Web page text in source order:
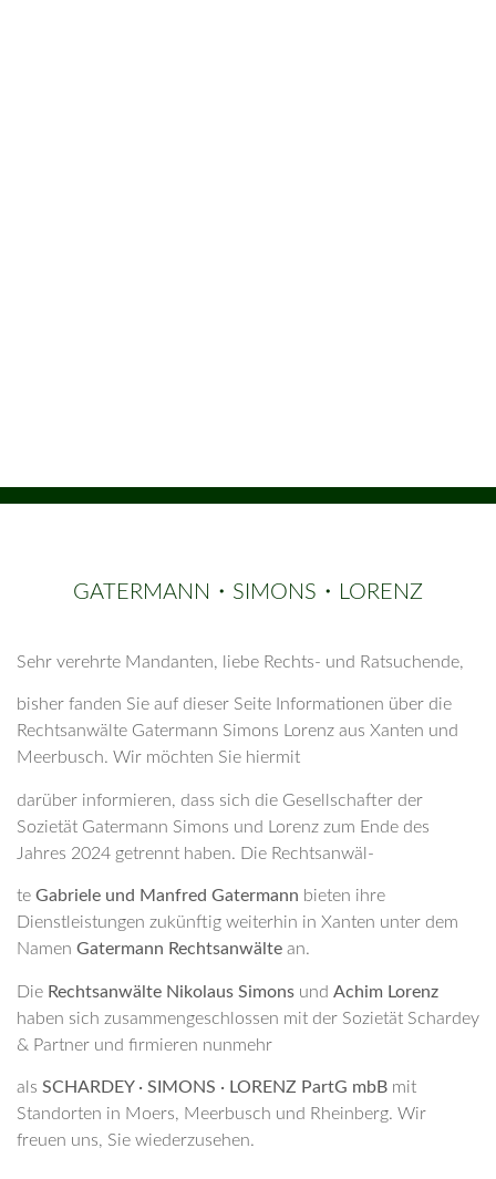
GATERMANN・SIMONS・LORENZ
Sehr verehrte Mandanten, liebe Rechts- und Ratsuchende,
bisher fanden Sie auf dieser Seite Informationen über die
Rechtsanwälte Gatermann Simons Lorenz aus Xanten und
Meerbusch. Wir möchten Sie hiermit
darüber informieren, dass sich die Gesellschafter der
Sozietät Gatermann Simons und Lorenz zum Ende des
Jahres 2024 getrennt haben. Die Rechtsanwäl-
te Gabriele und Manfred Gatermann bieten ihre
Dienstleistungen zukünftig weiterhin in Xanten unter dem
Namen Gatermann Rechtsanwälte an.
Die Rechtsanwälte Nikolaus Simons und Achim Lorenz
haben sich zusammengeschlossen mit der Sozietät Schardey
& Partner und firmieren nunmehr
als SCHARDEY · SIMONS · LORENZ PartG mbB mit
Standorten in Moers, Meerbusch und Rheinberg. Wir
freuen uns, Sie wiederzusehen.